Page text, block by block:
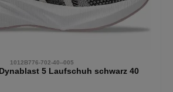
1012B776-702-40--005
5 Laufschuh schwarz 40